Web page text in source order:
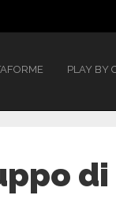
PLAY BY